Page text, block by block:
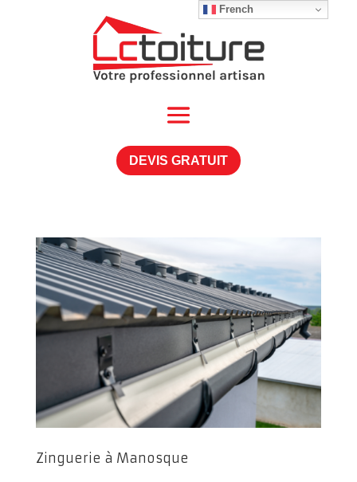
DEVIS GRATUIT
Zinguerie à Manosque
French